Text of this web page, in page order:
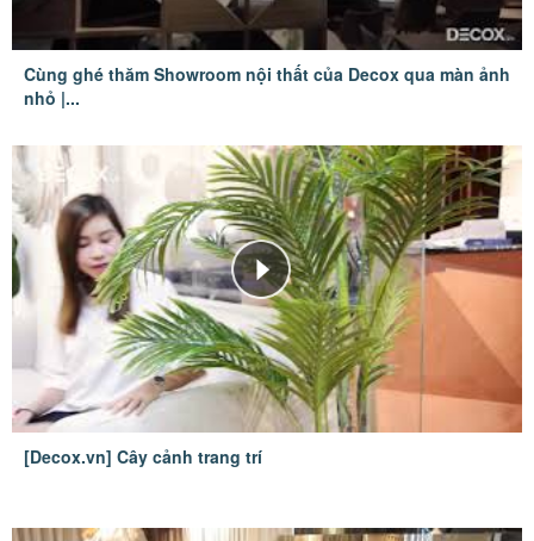
Cùng ghé thăm Showroom nội thất của Decox qua màn ảnh
nhỏ |...
[Decox.vn] Cây cảnh trang trí